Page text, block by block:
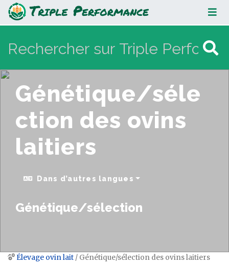
Génétique/sélection des ovins
laitiers
Génétique/séle
ction des ovins
laitiers
Dans d’autres langues
Génétique/sélection
Aller à :navigation,rechercher
Élevage ovin lait / Génétique/sélection des ovins laitiers